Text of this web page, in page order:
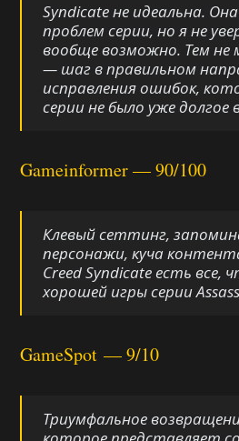
Syndicateне идеальна.
проблем серии, но я не
вообще возможно. Тем не
— шаг в правильном
исправления ошибок,
серии не было уже долгое
Gameinformer — 90/100
Клевый сеттинг,
персонажи, куча
Creed Syndicateесть все,
хорошей игры серии
GameSpot — 9/10
Триумфальное